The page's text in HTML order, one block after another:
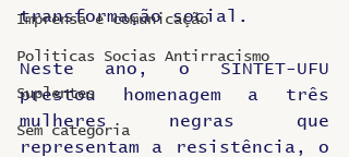
Imprensa e comunicação
Politicas Socias Antirracismo
Suplentes
Sem categoria
transformação social.
Neste ano, o SINTET-UFU
prestou homenagem a três
mulheres negras que
representam a resistência, o